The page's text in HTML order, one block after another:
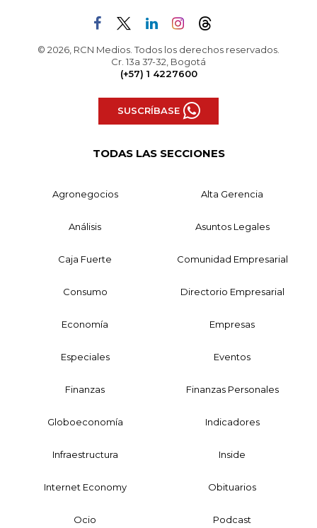
© 2026, RCN Medios. Todos los derechos reservados.
Cr. 13a 37-32, Bogotá
(+57) 1 4227600
SUSCRÍBASE
TODAS LAS SECCIONES
Agronegocios Alta Gerencia
Análisis Asuntos Legales
Caja Fuerte Comunidad Empresarial
Consumo Directorio Empresarial
Economía Empresas
Especiales Eventos
Finanzas Finanzas Personales
Globoeconomía Indicadores
Infraestructura Inside
Internet Economy Obituarios
Ocio Podcast